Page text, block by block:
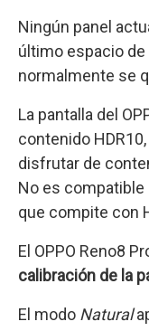
Ningún panel
último espacio
normalmente se
La pantalla del
contenido
disfrutar de
No es compatible
que compite con
El OPPO Reno8
calibración de la
El modo Natural